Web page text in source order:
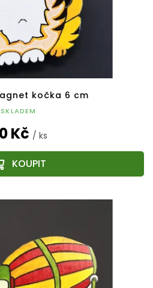
kočka 6 cm
SKLADEM
Kč / ks